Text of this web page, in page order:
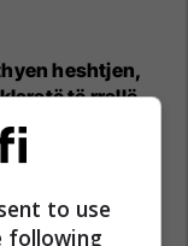
heshtjen,
të rrallë
gjithmonë
të markës
to use
following